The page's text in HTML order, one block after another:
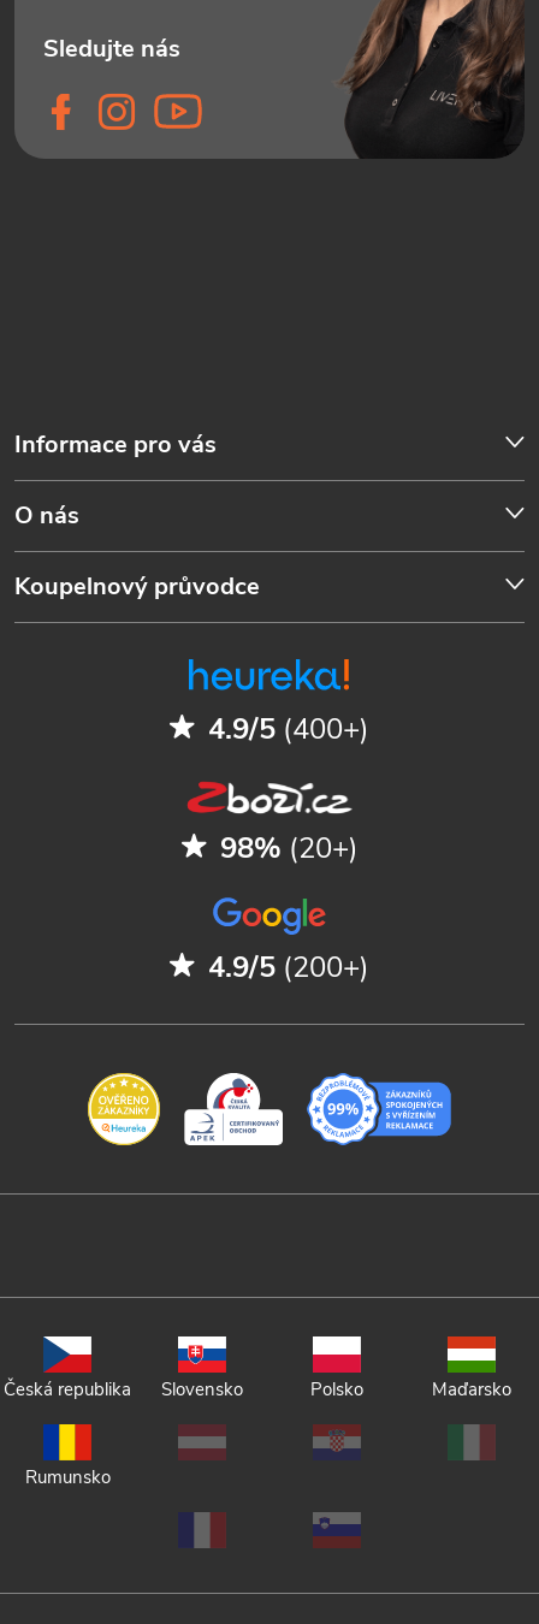
Informace pro vás
O nás
Koupelnový průvodce
4.9/5 (400+)
98% (20+)
4.9/5 (200+)
Česká republika Slovensko Polsko Maďarsko
Rumunsko